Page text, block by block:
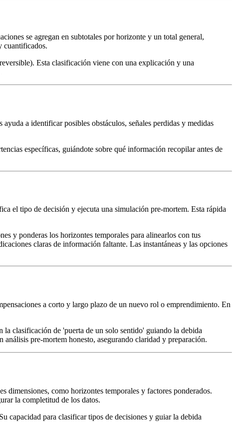
se agregan en subtotales por horizonte y un total general,
cuantificados.
Esta clasificación viene con una explicación y una
a identificar posibles obstáculos, señales perdidas y medidas
específicas, guiándote sobre qué información recopilar antes de
el tipo de decisión y ejecuta una simulación pre-mortem. Esta rápida
y ponderas los horizontes temporales para alinearlos con tus
claras de información faltante. Las instantáneas y las opciones
a corto y largo plazo de un nuevo rol o emprendimiento. En
la clasificación de 'puerta de un solo sentido' guiando la debida
pre-mortem honesto, asegurando claridad y preparación.
dimensiones, como horizontes temporales y factores ponderados.
la completitud de los datos.
capacidad para clasificar tipos de decisiones y guiar la debida